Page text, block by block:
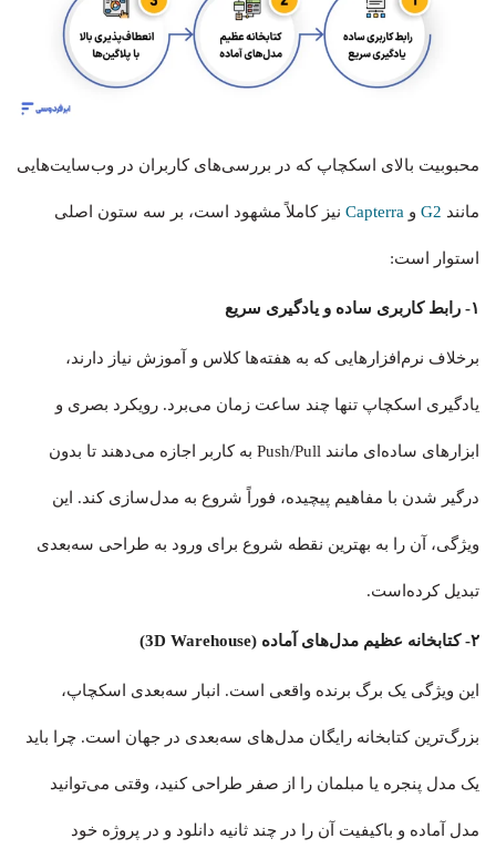
محبوبیت بالای اسکچاپ که در بررسی‌های کاربران در وب‌سایت‌هایی
مانند و نیز کاملاً مشهود است، بر سه ستون اصلی
استوار است:
۱- رابط کاربری ساده و یادگیری سریع
برخلاف نرم‌افزارهایی که به هفته‌ها کلاس و آموزش نیاز دارند،
یادگیری اسکچاپ تنها چند ساعت زمان می‌برد. رویکرد بصری و
ابزارهای ساده‌ای مانند Push/Pull به کاربر اجازه می‌دهند تا بدون
درگیر شدن با مفاهیم پیچیده، فوراً شروع به مدل‌سازی کند. این
ویژگی، آن را به بهترین نقطه شروع برای ورود به طراحی سه‌بعدی
تبدیل کرده‌است.
۲- کتابخانه عظیم مدل‌های آماده (3D Warehouse)
این ویژگی یک برگ برنده واقعی است. انبار سه‌بعدی اسکچاپ،
بزرگ‌ترین کتابخانه رایگان مدل‌های سه‌بعدی در جهان است. چرا باید
یک مدل پنجره یا مبلمان را از صفر طراحی کنید، وقتی می‌توانید
مدل آماده و باکیفیت آن را در چند ثانیه دانلود و در پروژه خود